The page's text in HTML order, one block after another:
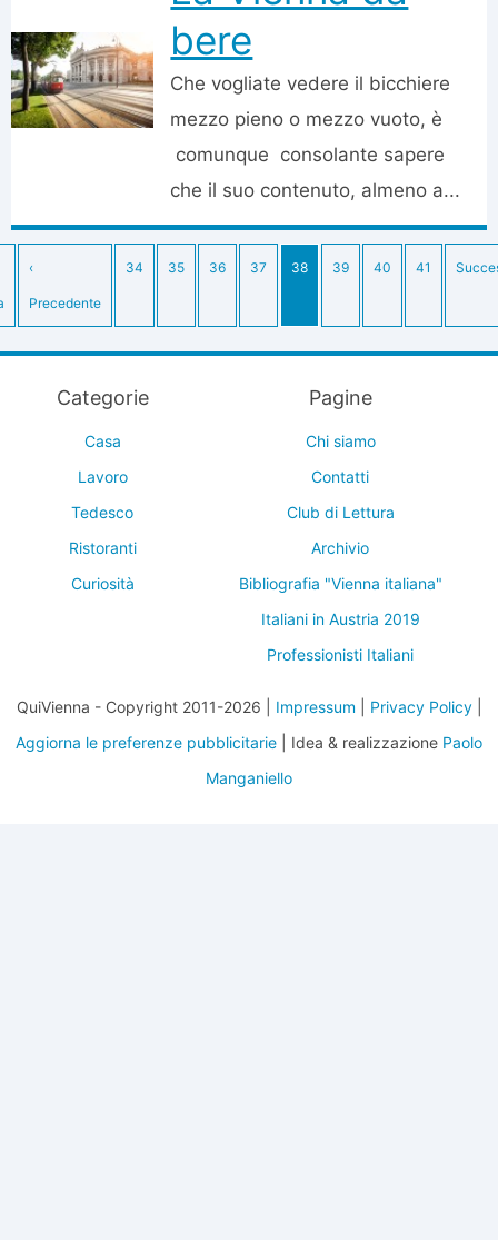
bere
Che vogliate vedere il bicchiere
mezzo pieno o mezzo vuoto, è
comunque consolante sapere
che il suo contenuto, almeno a...
‹
Precedente
34 35 36 37 38 39 40 41
Categorie
Casa
Lavoro
Tedesco
Ristoranti
Curiosità
Pagine
Chi siamo
Contatti
Club di Lettura
Archivio
Bibliografia "Vienna italiana"
Italiani in Austria 2019
Professionisti Italiani
QuiVienna - Copyright 2011-2026 | Impressum Privacy Policy|
Aggiorna le preferenze pubblicitarie | Idea & realizzazione Paolo
Manganiello